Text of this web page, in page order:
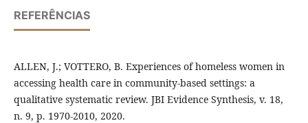
REFERÊNCIAS
ALLEN, J.; VOTTERO, B. Experiences of homeless women in
accessing health care in community-based settings: a
qualitative systematic review. JBI Evidence Synthesis, v. 18,
n. 9, p. 1970-2010, 2020.